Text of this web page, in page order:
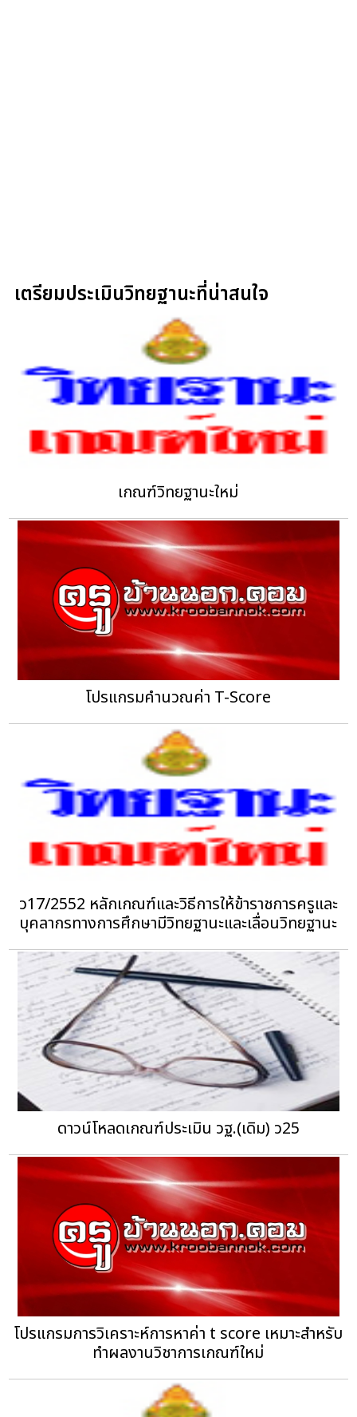
เตรียมประเมินวิทยฐานะที่น่าสนใจ
เกณฑ์วิทยฐานะใหม่
โปรแกรมคำนวณค่า T-Score
ว17/2552 หลักเกณฑ์และวิธีการให้ข้าราชการครูและ
บุคลากรทางการศึกษามีวิทยฐานะและเลื่อนวิทยฐานะ
ดาวน์โหลดเกณฑ์ประเมิน วฐ.(เดิม) ว25
โปรแกรมการวิเคราะห์การหาค่า t score เหมาะสำหรับ
ทำผลงานวิชาการเกณฑ์ใหม่